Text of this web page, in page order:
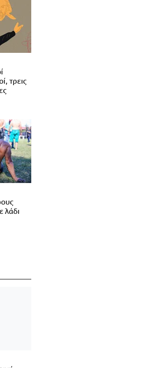
τρεις
λάδι